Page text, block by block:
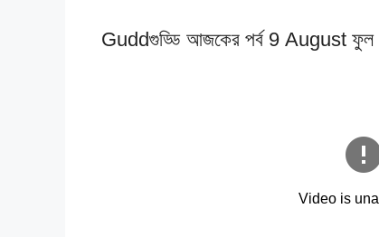
Guddগুড্ডি আজকের পর্ব 9 August